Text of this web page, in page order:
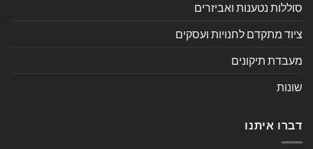
סוללות נטענות ואביזרים
ציוד מתקדם לחנויות ועסקים
מעבדת תיקונים
שונות
דברו איתנו